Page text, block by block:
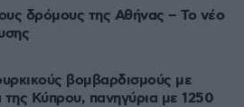
δρόμους της Αθήνας – Το νέο
βομβαρδισμούς με
Κύπρου, πανηγύρια με 1250